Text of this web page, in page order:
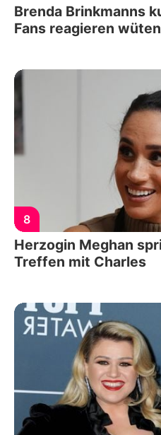
Brenda Brinkmanns
Fans reagieren
8
Herzogin Meghan
Treffen mit Charles